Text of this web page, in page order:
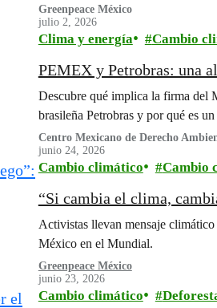
Greenpeace México
julio 2, 2026
Clima y energía Cambio
PEMEX y Petrobras: una
Descubre qué implica la firma del
brasileña Petrobras y por qué es
Centro Mexicano de Derecho
Futuro, Oceana
junio 24, 2026
Cambio climático Cambio
“Si cambia el clima,
Activistas llevan mensaje
México en el Mundial.
Greenpeace México
junio 23, 2026
Cambio climático